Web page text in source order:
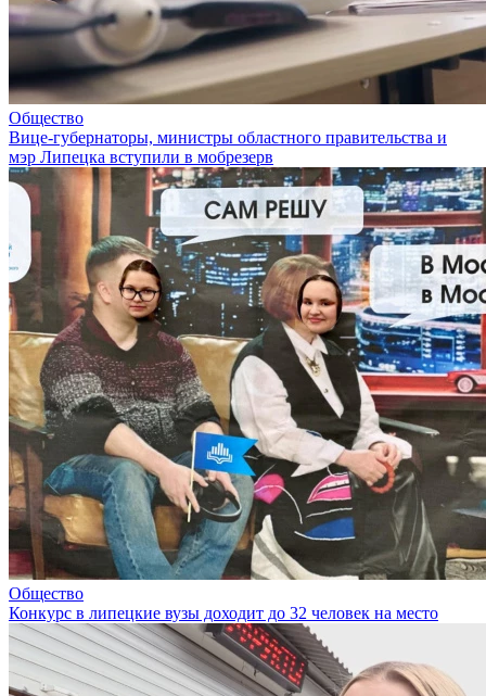
Общество
Вице-губернаторы, министры областного правительства и
мэр Липецка вступили в мобрезерв
Общество
Конкурс в липецкие вузы доходит до 32 человек на место